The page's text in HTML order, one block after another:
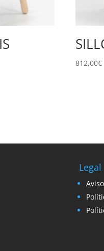
812,00€
Legal